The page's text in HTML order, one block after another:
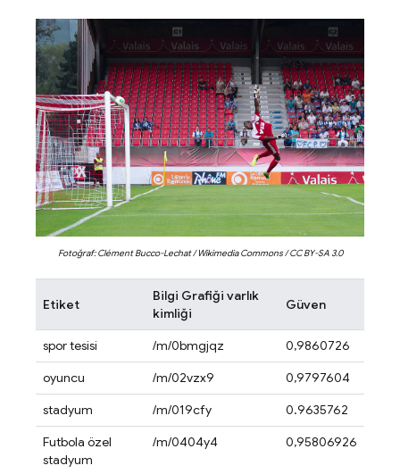
Fotoğraf: Clément Bucco-Lechat / Wikimedia Commons / CC BY-SA 3.0
Etiket
Bilgi Grafiği varlık
kimliği
Güven
spor tesisi /m/0bmgjqz
0,9860726
oyuncu
/m/02vzx9
0,9797604
stadyum
/m/019cfy
0.9635762
Futbola özel
stadyum
/m/0404y4 0,95806926